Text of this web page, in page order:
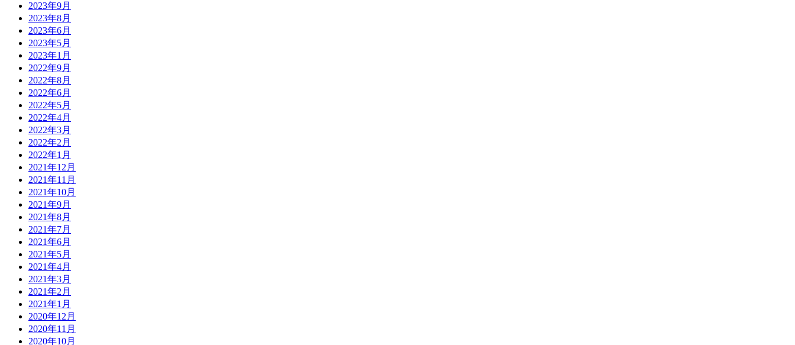
2023年9月
2023年8月
2023年6月
2023年5月
2023年1月
2022年9月
2022年8月
2022年6月
2022年5月
2022年4月
2022年3月
2022年2月
2022年1月
2021年12月
2021年11月
2021年10月
2021年9月
2021年8月
2021年7月
2021年6月
2021年5月
2021年4月
2021年3月
2021年2月
2021年1月
2020年12月
2020年11月
2020年10月